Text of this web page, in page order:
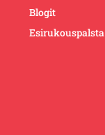
Blogit
Esirukouspalsta